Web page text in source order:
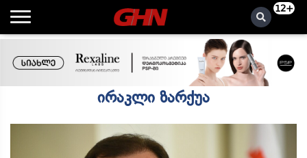
12+
ირაკლი ზარქუა